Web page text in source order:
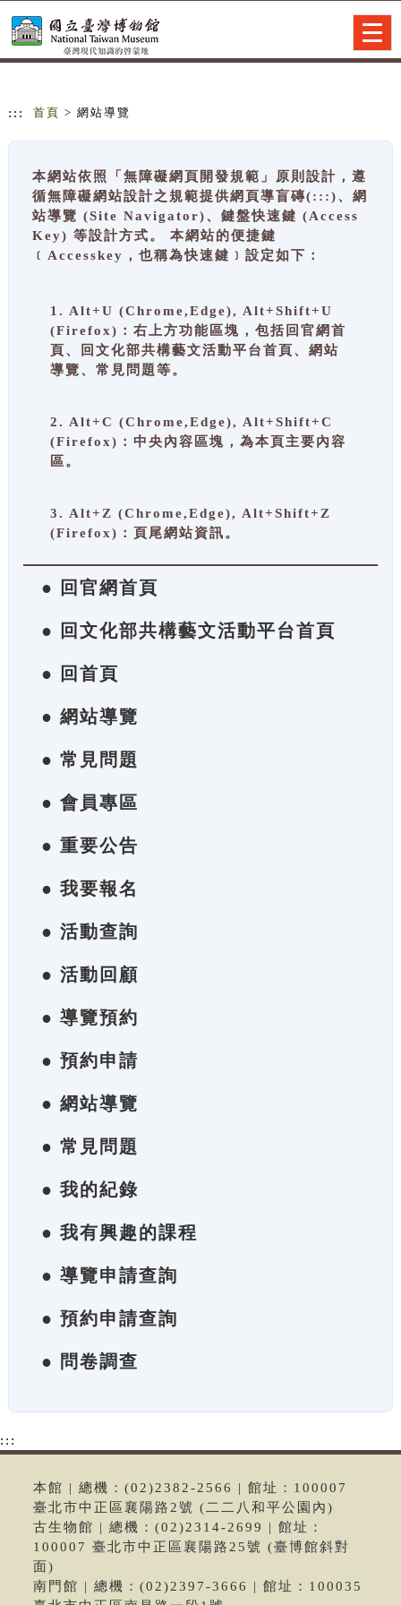
::: 首頁 > 網站導覽
本網站依照「無障礙網頁開發規範」原則設計，遵
循無障礙網站設計之規範提供網頁導盲磚(:::)、網
站導覽 (Site Navigator)、鍵盤快速鍵 (Access
Key) 等設計方式。 本網站的便捷鍵
﹝Accesskey，也稱為快速鍵﹞設定如下：
1. Alt+U (Chrome,Edge), Alt+Shift+U
(Firefox)：右上方功能區塊，包括回官網首
頁、回文化部共構藝文活動平台首頁、網站
導覽、常見問題等。
2. Alt+C (Chrome,Edge), Alt+Shift+C
(Firefox)：中央內容區塊，為本頁主要內容
區。
3. Alt+Z (Chrome,Edge), Alt+Shift+Z
(Firefox)：頁尾網站資訊。
● 回官網首頁
● 回文化部共構藝文活動平台首頁
● 回首頁
● 網站導覽
● 常見問題
● 會員專區
● 重要公告
● 我要報名
● 活動查詢
● 活動回顧
● 導覽預約
● 預約申請
● 網站導覽
● 常見問題
● 我的紀錄
● 我有興趣的課程
● 導覽申請查詢
● 預約申請查詢
● 問卷調查
:::
本館 | 總機：(02)2382-2566 | 館址：100007
臺北市中正區襄陽路2號 (二二八和平公園內)
古生物館 | 總機：(02)2314-2699 | 館址：
100007 臺北市中正區襄陽路25號 (臺博館斜對
面)
南門館 | 總機：(02)2397-3666 | 館址：100035